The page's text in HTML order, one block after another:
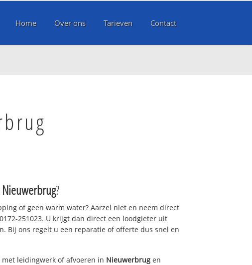
Home Over ons Tarieven Contact
Nieuwerbrug?
of geen warm water? Aarzel niet en neem direct
251023. U krijgt dan direct een loodgieter uit
Bij ons regelt u een reparatie of offerte dus snel en
leidingwerk of afvoeren in Nieuwerbrug en